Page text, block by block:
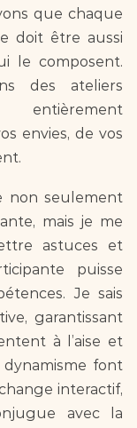
que chaque
doit être aussi
le composent.
des ateliers
envies, de vos
non seulement
mais je me
astuces et
puisse
Je sais
garantissant
à l’aise et
dynamisme font
interactif,
avec la